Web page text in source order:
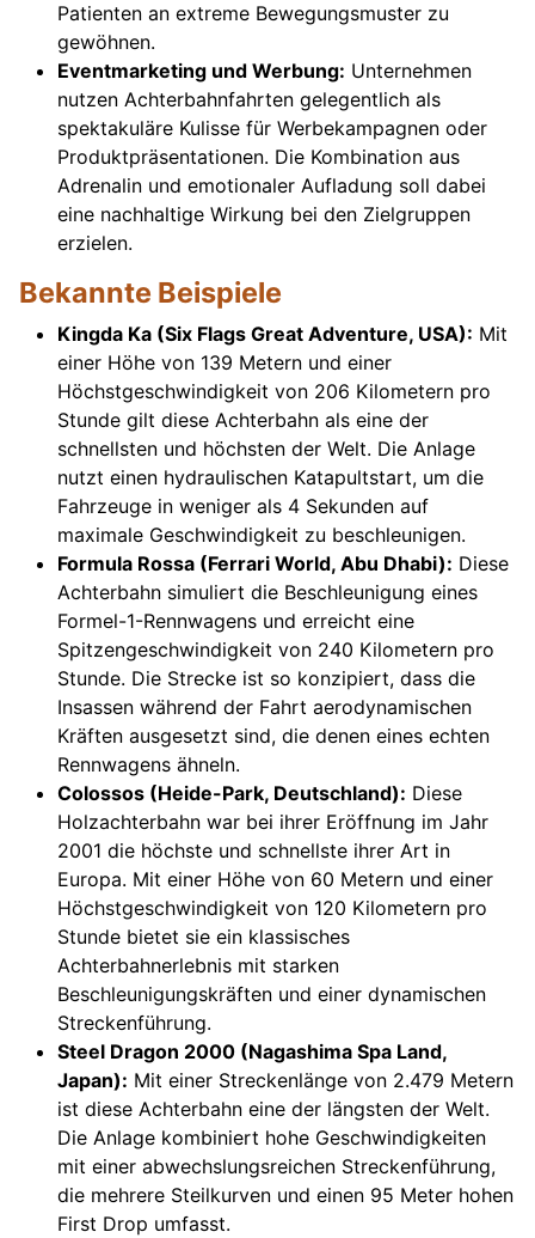
Patienten an extreme Bewegungsmuster zu
gewöhnen.
Eventmarketing und Werbung: Unternehmen
nutzen Achterbahnfahrten gelegentlich als
spektakuläre Kulisse für Werbekampagnen oder
Produktpräsentationen. Die Kombination aus
Adrenalin und emotionaler Aufladung soll dabei
eine nachhaltige Wirkung bei den Zielgruppen
erzielen.
Bekannte Beispiele
Kingda Ka (Six Flags Great Adventure, USA): Mit
einer Höhe von 139 Metern und einer
Höchstgeschwindigkeit von 206 Kilometern pro
Stunde gilt diese Achterbahn als eine der
schnellsten und höchsten der Welt. Die Anlage
nutzt einen hydraulischen Katapultstart, um die
Fahrzeuge in weniger als 4 Sekunden auf
maximale Geschwindigkeit zu beschleunigen.
Formula Rossa (Ferrari World, Abu Dhabi): Diese
Achterbahn simuliert die Beschleunigung eines
Formel-1-Rennwagens und erreicht eine
Spitzengeschwindigkeit von 240 Kilometern pro
Stunde. Die Strecke ist so konzipiert, dass die
Insassen während der Fahrt aerodynamischen
Kräften ausgesetzt sind, die denen eines echten
Rennwagens ähneln.
Colossos (Heide-Park, Deutschland): Diese
Holzachterbahn war bei ihrer Eröffnung im Jahr
2001 die höchste und schnellste ihrer Art in
Europa. Mit einer Höhe von 60 Metern und einer
Höchstgeschwindigkeit von 120 Kilometern pro
Stunde bietet sie ein klassisches
Achterbahnerlebnis mit starken
Beschleunigungskräften und einer dynamischen
Streckenführung.
Steel Dragon 2000 (Nagashima Spa Land,
Japan): Mit einer Streckenlänge von 2.479 Metern
ist diese Achterbahn eine der längsten der Welt.
Die Anlage kombiniert hohe Geschwindigkeiten
mit einer abwechslungsreichen Streckenführung,
die mehrere Steilkurven und einen 95 Meter hohen
First Drop umfasst.